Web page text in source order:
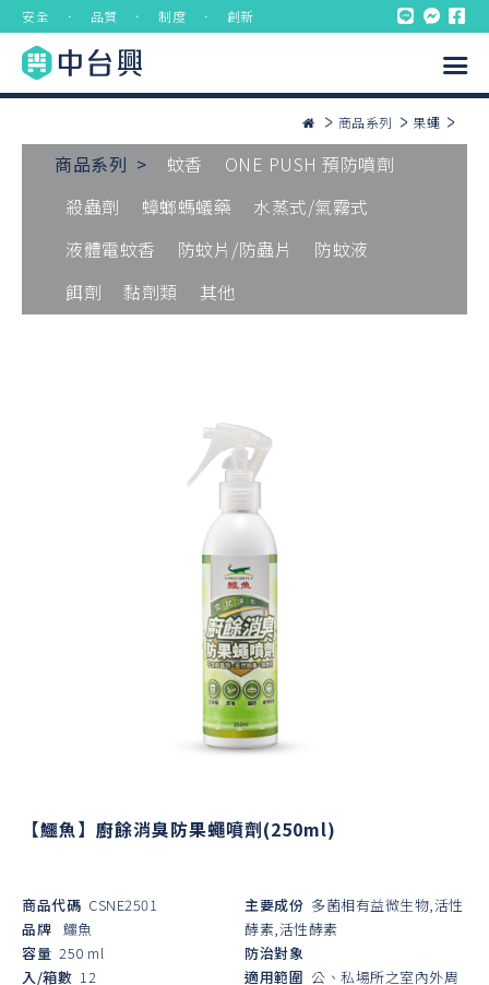
安全 ． 品質 ． 制度 ． 創新
商品系列 果蠅
商品系列 > 蚊香
ONE PUSH 預防噴劑
殺蟲劑
蟑螂螞蟻藥
水蒸式/氣霧式
液體電蚊香
防蚊片/防蟲片
防蚊液
餌劑
黏劑類 其他
【鱷魚】廚餘消臭防果蠅噴劑(250ml)
商品代碼 CSNE2501
品牌 鱷魚
容量 250 ml
入/箱數 12
主要成份 多菌相有益微生物,活性
酵素,活性酵素
防治對象
適用範圍 公、私場所之室內外周